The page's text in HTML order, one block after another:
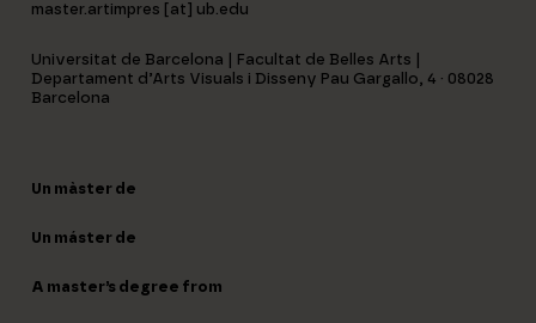
master.artimpres [at] ub.edu
Universitat de Barcelona | Facultat de Belles Arts |
Departament d’Arts Visuals i Disseny Pau Gargallo, 4 · 08028
Barcelona
Un màster de
Un máster de
A master’s degree from